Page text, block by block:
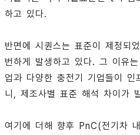
하고 있다.
반면에 시퀀스는 표준이 제정되
번하게 발생하고 있다. 그 이유
업과 다양한 충전기 기업들이
니, 제조사별 표준 해석 차이가
여기에 더해 향후 PnC(전기차